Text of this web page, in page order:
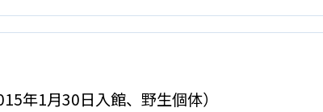
年1月30日入館、野生個体）